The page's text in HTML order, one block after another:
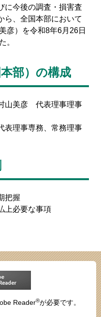
に今後の調査・損害査
ら、全国本部において
彦）を令和8年6月26日
。
部）の構成
彦 代表理事理事
理事専務、常務理事
把握
上必要な事項
Reader®が必要です。